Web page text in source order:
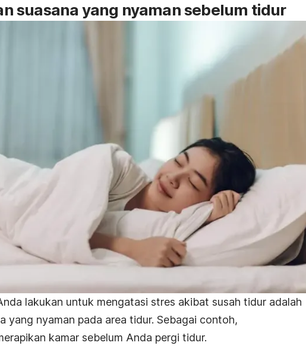
suasana yang nyaman sebelum tidur
lakukan untuk mengatasi stres akibat susah tidur adalah
yang nyaman pada area tidur. Sebagai contoh,
kamar sebelum Anda pergi tidur.